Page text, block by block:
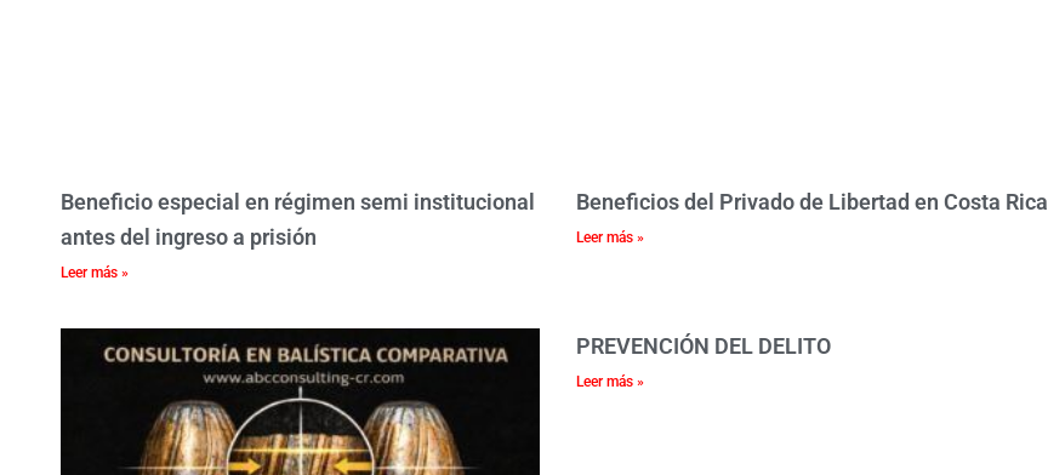
Beneficio especial en régimen semi institucional
antes del ingreso a prisión
Leer más »
Beneficios del Privado de Libertad en Costa Rica
Leer más »
PREVENCIÓN DEL DELITO
Leer más »